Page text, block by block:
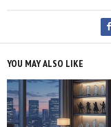
YOU MAY ALSO LIKE